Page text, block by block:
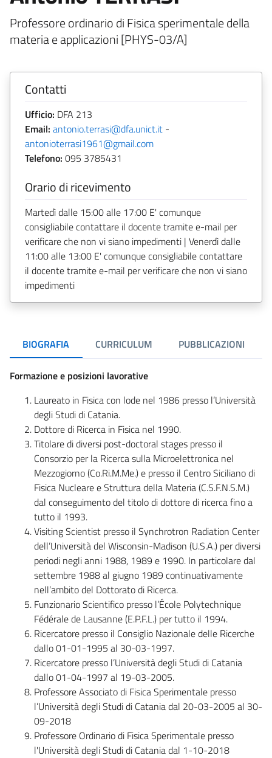
Professore ordinario di Fisica sperimentale della
materia e applicazioni [PHYS-03/A]
Contatti
Ufficio: DFA 213
Email: antonio.terrasi@dfa.unict.it -
antonioterrasi1961@gmail.com
Telefono: 095 3785431
Orario di ricevimento
Martedì dalle 15:00 alle 17:00 E' comunque
consigliabile contattare il docente tramite e-mail per
verificare che non vi siano impedimenti | Venerdì dalle
11:00 alle 13:00 E' comunque consigliabile contattare
il docente tramite e-mail per verificare che non vi siano
impedimenti
BIOGRAFIA CURRICULUM PUBBLICAZIONI
Formazione e posizioni lavorative
Laureato in Fisica con lode nel 1986 presso l’Università
degli Studi di Catania.
Dottore di Ricerca in Fisica nel 1990.
Titolare di diversi post-doctoral stages presso il
Consorzio per la Ricerca sulla Microelettronica nel
Mezzogiorno (Co.Ri.M.Me.) e presso il Centro Siciliano di
Fisica Nucleare e Struttura della Materia (C.S.F.N.S.M.)
dal conseguimento del titolo di dottore di ricerca fino a
tutto il 1993.
Visiting Scientist presso il Synchrotron Radiation Center
dell’Università del Wisconsin-Madison (U.S.A.) per diversi
periodi negli anni 1988, 1989 e 1990. In particolare dal
settembre 1988 al giugno 1989 continuativamente
nell’ambito del Dottorato di Ricerca.
Funzionario Scientifico presso l’École Polytechnique
Fédérale de Lausanne (E.P.F.L.) per tutto il 1994.
Ricercatore presso il Consiglio Nazionale delle Ricerche
dallo 01-01-1995 al 30-03-1997.
Ricercatore presso l’Università degli Studi di Catania
dallo 01-04-1997 al 19-03-2005.
Professore Associato di Fisica Sperimentale presso
l’Università degli Studi di Catania dal 20-03-2005 al 30-
09-2018
Professore Ordinario di Fisica Sperimentale presso
l'Università degli Studi di Catania dal 1-10-2018